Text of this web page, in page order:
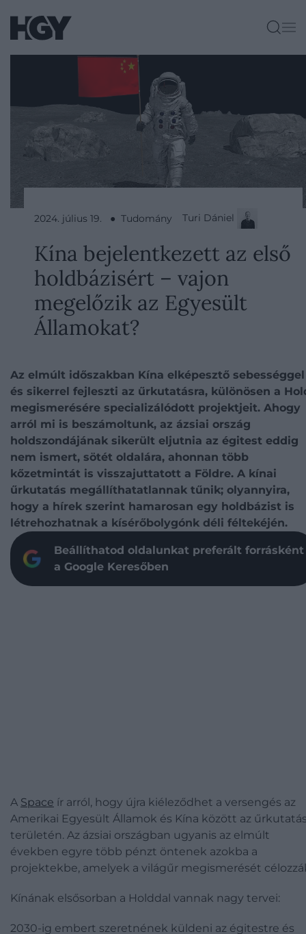
2024. július 19. ● Tudomány Turi Dániel
Kína bejelentkezett az első
holdbázisért – vajon
megelőzik az Egyesült
Államokat?
Az elmúlt időszakban Kína elképesztő sebességgel
és sikerrel fejleszti az űrkutatásra, különösen a
megismerésére specializálódott projektjeit. Ahogy
arról mi is beszámoltunk, az ázsiai ország
holdszondájának sikerült eljutnia az égitest eddig
nem ismert, sötét oldalára, ahonnan több
kőzetmintát is visszajuttatott a Földre. A kínai
űrkutatás megállíthatatlannak tűnik; olyannyira,
hogy a hírek szerint hamarosan egy holdbázist is
létrehozhatnak a kísérőbolygónk déli féltekéjén.
Beállíthatod oldalunkat preferált forrásként
a Google Keresőben
A Space ír arról, hogy újra kiéleződhet a versengés az
Amerikai Egyesült Államok és Kína között az
területén. Az ázsiai országban ugyanis az elmúlt
években egyre több pénzt öntenek azokba a
projektekbe, amelyek a világűr megismerését
Kínának elsősorban a Holddal vannak nagy tervei:
2030-ig embert szeretnének küldeni az égitestre és